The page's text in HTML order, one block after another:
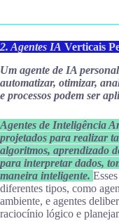
2. Agentes IA Verticais
Um agente de IA
automatizar, otimizar,
e processos podem ser
Agentes de Inteligência
projetados para realizar
algoritmos, aprendizado
para interpretar dados,
maneira inteligente.
diferentes tipos, como
ambiente, e agentes
raciocínio lógico e